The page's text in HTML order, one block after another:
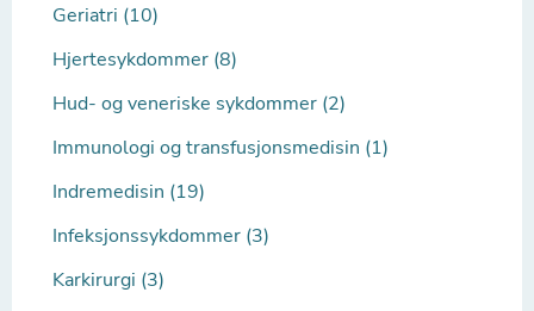
Geriatri (10)
Hjertesykdommer (8)
Hud- og veneriske sykdommer (2)
Immunologi og transfusjonsmedisin (1)
Indremedisin (19)
Infeksjonssykdommer (3)
Karkirurgi (3)